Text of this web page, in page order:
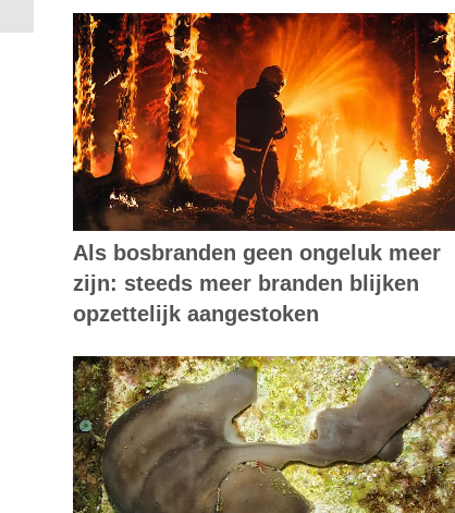
Als bosbranden geen ongeluk meer
zijn: steeds meer branden blijken
opzettelijk aangestoken